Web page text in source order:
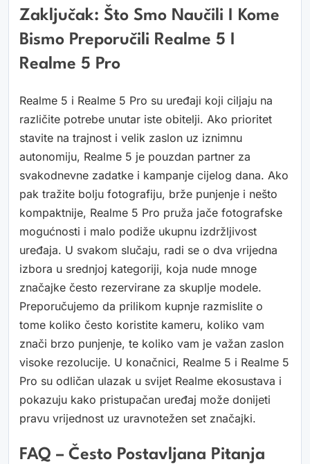
Zaključak: Što Smo Naučili I Kome
Bismo Preporučili Realme 5 I
Realme 5 Pro
Realme 5 i Realme 5 Pro su uređaji koji ciljaju na
različite potrebe unutar iste obitelji. Ako prioritet
stavite na trajnost i velik zaslon uz iznimnu
autonomiju, Realme 5 je pouzdan partner za
svakodnevne zadatke i kampanje cijelog dana. Ako
pak tražite bolju fotografiju, brže punjenje i nešto
kompaktnije, Realme 5 Pro pruža jače fotografske
mogućnosti i malo podiže ukupnu izdržljivost
uređaja. U svakom slučaju, radi se o dva vrijedna
izbora u srednjoj kategoriji, koja nude mnoge
značajke često rezervirane za skuplje modele.
Preporučujemo da prilikom kupnje razmislite o
tome koliko često koristite kameru, koliko vam
znači brzo punjenje, te koliko vam je važan zaslon
visoke rezolucije. U konačnici, Realme 5 i Realme 5
Pro su odličan ulazak u svijet Realme ekosustava i
pokazuju kako pristupačan uređaj može donijeti
pravu vrijednost uz uravnotežen set značajki.
FAQ – Često Postavljana Pitanja